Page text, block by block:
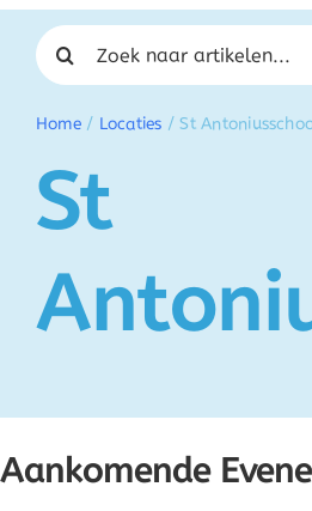
Home/ Locaties /St
St
Zoeken naar:
Aankomende